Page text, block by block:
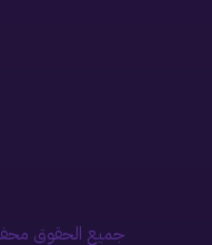
جميع الحقوق